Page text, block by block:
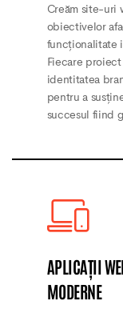
Creăm site-uri
obiectivelor
funcționalitate
Fiecare
identitatea
pentru a
succesul fiind
APLICAȚII
MODERNE